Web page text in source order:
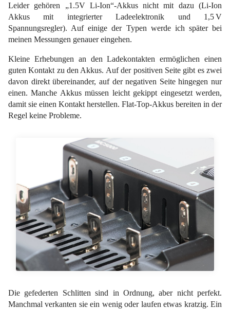
Leider gehören „1.5V Li-Ion“-Akkus nicht mit dazu (Li-Ion
Akkus mit integrierter Ladeelektronik und 1,5 V
Spannungsregler). Auf einige der Typen werde ich später bei
meinen Messungen genauer eingehen.
Kleine Erhebungen an den Ladekontakten ermöglichen einen
guten Kontakt zu den Akkus. Auf der positiven Seite gibt es zwei
davon direkt übereinander, auf der negativen Seite hingegen nur
einen. Manche Akkus müssen leicht gekippt eingesetzt werden,
damit sie einen Kontakt herstellen. Flat-Top-Akkus bereiten in der
Regel keine Probleme.
Die gefederten Schlitten sind in Ordnung, aber nicht perfekt.
Manchmal verkanten sie ein wenig oder laufen etwas kratzig. Ein